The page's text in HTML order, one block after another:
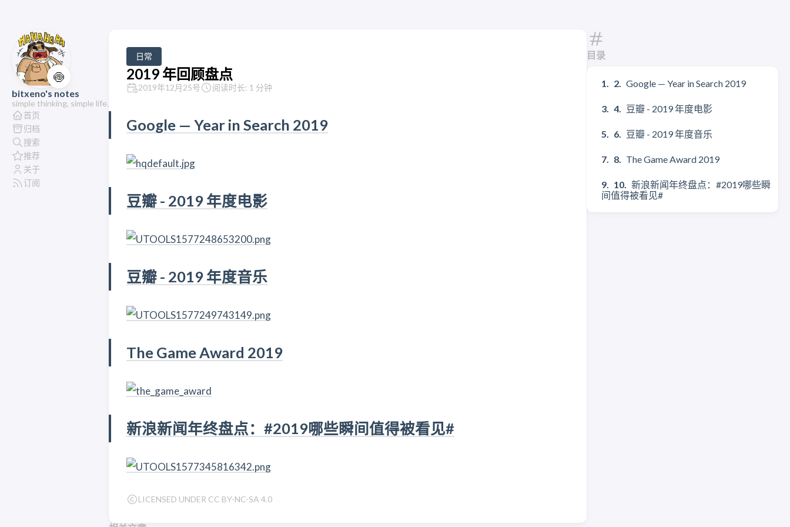
🍥
bitxeno's notes
simple thinking, simple life.
首页
归档
搜索
推荐
关于
订阅
日常
2019 年回顾盘点
2019年12月25号 阅读时长: 1 分钟
Google — Year in Search 2019
豆瓣 - 2019 年度电影
豆瓣 - 2019 年度音乐
The Game Award 2019
新浪新闻年终盘点：#2019哪些瞬间值得被看见#
LICENSED UNDER CC BY-NC-SA 4.0
目录
Google — Year in Search 2019
豆瓣 - 2019 年度电影
豆瓣 - 2019 年度音乐
The Game Award 2019
新浪新闻年终盘点：#2019哪些瞬
间值得被看见#